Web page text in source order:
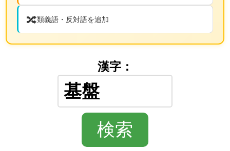
🔀類義語・反対語を追加
漢字：